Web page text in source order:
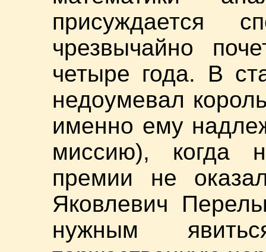
присуждается
чрезвычайно
четыре года. В
недоумевал
именно ему
миссию), когда
премии не
Яковлевич
нужным